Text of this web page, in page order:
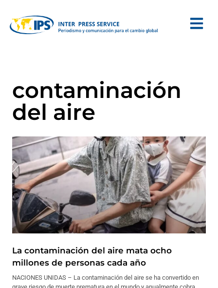
contaminación
del aire
La contaminación del aire mata ocho
millones de personas cada año
NACIONES UNIDAS – La contaminación del aire se ha convertido en